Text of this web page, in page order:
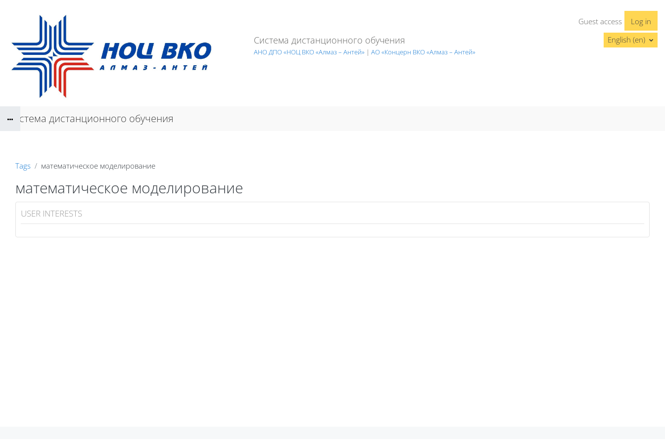
Система дистанционного обучения
АНО ДПО «НОЦ ВКО «Алмаз – Антей» | АО «Концерн ВКО «Алмаз – Антей»
Guest access
Log in
English ‎(en)‎
Система дистанционного обучения
Tags математическое моделирование
математическое моделирование
USER INTERESTS